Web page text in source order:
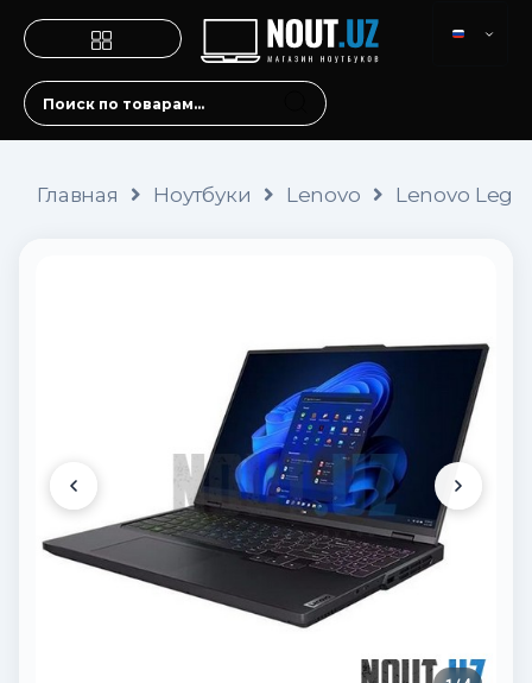
Главная Ноутбуки Lenovo Lenovo